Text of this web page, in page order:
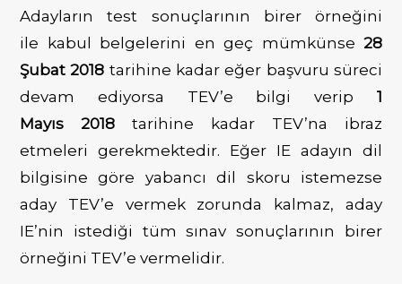
Adaylarıntest sonuçlarının birer örneğini
ile
kabul belgelerini en geç mümkünse 28
Şubat 2018 tarihine kadar eğer başvuru süreci
devam ediyorsa TEV’e bilgi verip 1
Mayıs
2018 tarihine
kadar TEV’na ibraz
etmeleri gerekmektedir. Eğer IE adayın dil
bilgisine göre yabancı dil skoru istemezse
aday TEV’e vermek zorunda kalmaz, aday
IE’nin istediği tüm sınav sonuçlarının birer
örneğini TEV’e vermelidir.